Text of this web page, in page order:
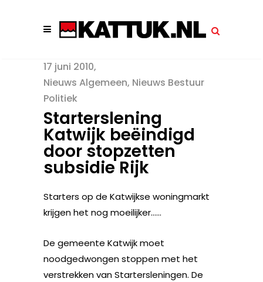
17 juni 2010
Nieuws Algemeen, Nieuws Bestuur
Politiek
Starterslening
Katwijk beëindigd
door stopzetten
subsidie Rijk
Starters op de Katwijkse woningmarkt
krijgen het nog moeilijker……
De gemeente Katwijk moet
noodgedwongen stoppen met het
verstrekken van Startersleningen. De